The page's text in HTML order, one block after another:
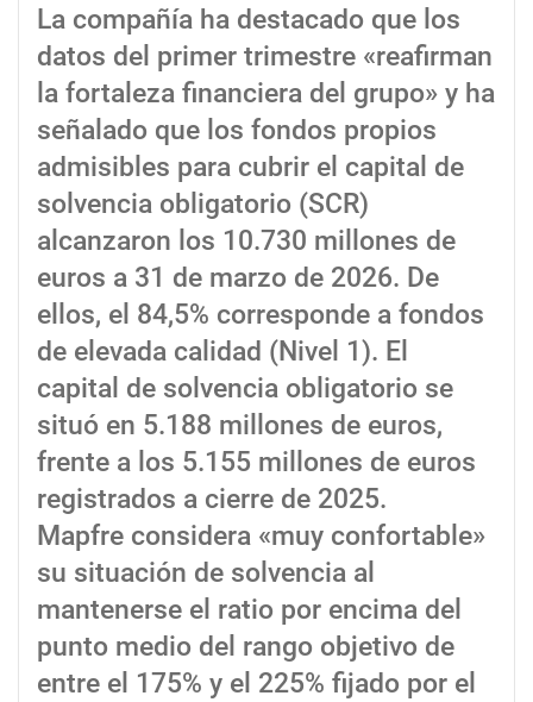
La compañía ha destacado que los
datos del primer trimestre «reafirman
la fortaleza financiera del grupo» y ha
señalado que los fondos propios
admisibles para cubrir el capital de
solvencia obligatorio (SCR)
alcanzaron los 10.730 millones de
euros a 31 de marzo de 2026. De
ellos, el 84,5% corresponde a fondos
de elevada calidad (Nivel 1). El
capital de solvencia obligatorio se
situó en 5.188 millones de euros,
frente a los 5.155 millones de euros
registrados a cierre de 2025.
Mapfre considera «muy confortable»
su situación de solvencia al
mantenerse el ratio por encima del
punto medio del rango objetivo de
entre el 175% y el 225% fijado por el